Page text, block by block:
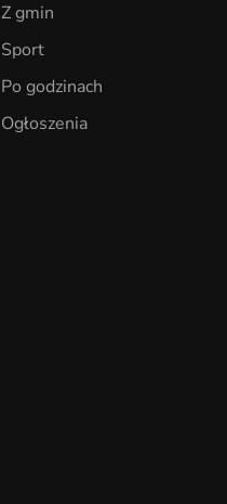
Z gmin
Sport
Po godzinach
Ogłoszenia